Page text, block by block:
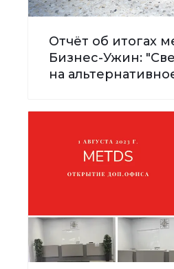
Отчёт об итогах
Бизнес-Ужин:
на